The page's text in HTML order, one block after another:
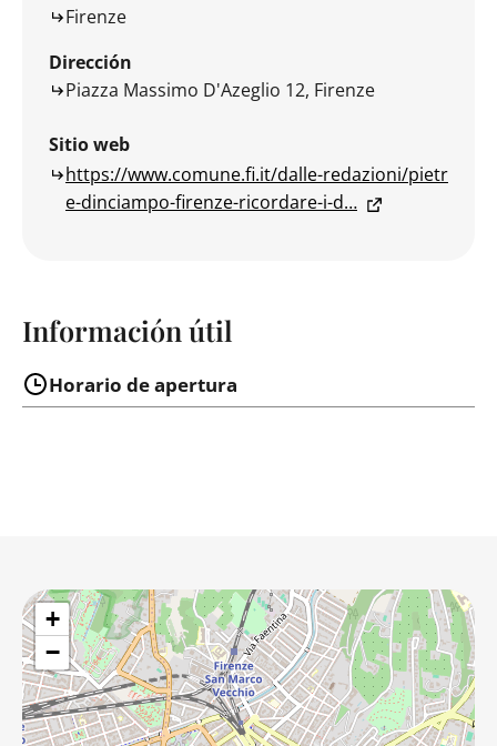
Firenze
Dirección
Piazza Massimo D'Azeglio 12, Firenze
Sitio web
https://www.comune.fi.it/dalle-redazioni/pietr
e-dinciampo-firenze-ricordare-i-d…
Información útil
Horario de apertura
+
−